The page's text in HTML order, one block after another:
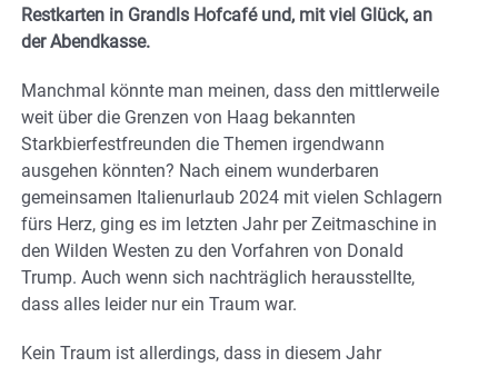
Restkarten in Grandls Hofcafé und, mit viel Glück, an
der Abendkasse.
Manchmal könnte man meinen, dass den mittlerweile
weit über die Grenzen von Haag bekannten
Starkbierfestfreunden die Themen irgendwann
ausgehen könnten? Nach einem wunderbaren
gemeinsamen Italienurlaub 2024 mit vielen Schlagern
fürs Herz, ging es im letzten Jahr per Zeitmaschine in
den Wilden Westen zu den Vorfahren von Donald
Trump. Auch wenn sich nachträglich herausstellte,
dass alles leider nur ein Traum war.
Kein Traum ist allerdings, dass in diesem Jahr